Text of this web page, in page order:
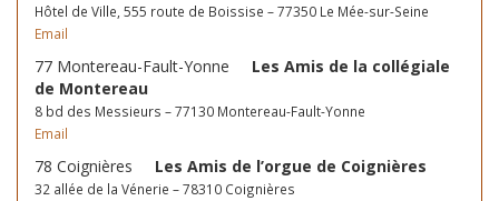
Hôtel de Ville, 555 route de Boissise – 77350 Le Mée-sur-Seine
Email
77 Montereau-Fault-Yonne Les Amis de la collégiale
de Montereau
8 bd des Messieurs – 77130 Montereau-Fault-Yonne
Email
78 Coignières Les Amis de l’orgue de Coignières
32 allée de la Vénerie – 78310 Coignières